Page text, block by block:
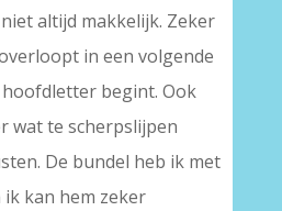
altijd makkelijk. Zeker
in een volgende
begint. Ook
wat te scherpslijpen
De bundel heb ik met
kan hem zeker